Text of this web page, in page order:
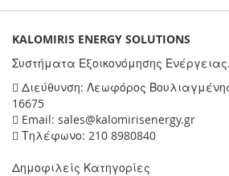
KALOMIRIS ENERGY SOLUTIONS
Συστήματα Εξοικονόμησης Ενέργειας.
Διεύθυνση: Λεωφόρος
16675
Email: sales@kalomirisenergy.gr
Τηλέφωνο: 210 8980840
Δημοφιλείς Κατηγορίες